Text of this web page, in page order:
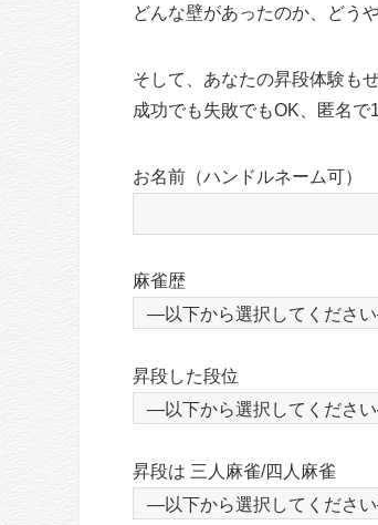
どんな壁があったのか、どう
そして、あなたの昇段体験も
成功でも失敗でもOK、匿名で
お名前（ハンドルネーム可）
麻雀歴
昇段した段位
昇段は 三人麻雀/四人麻雀